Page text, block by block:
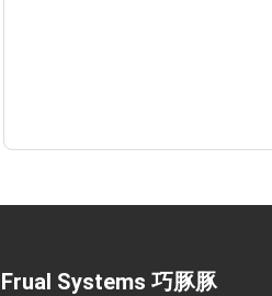
Frual Systems 巧豚豚